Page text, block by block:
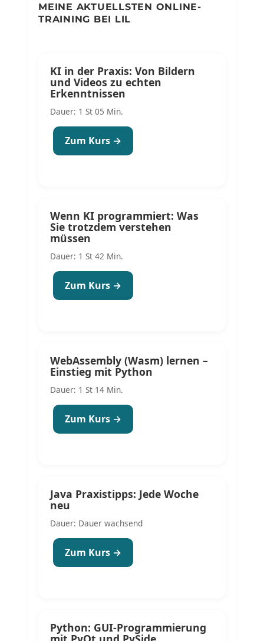
MEINE AKTUELLSTEN ONLINE-
TRAINING BEI LIL
KI in der Praxis: Von Bildern
und Videos zu echten
Erkenntnissen
Dauer: 1 St 05 Min.
Zum Kurs →
Wenn KI programmiert: Was
Sie trotzdem verstehen
müssen
Dauer: 1 St 42 Min.
Zum Kurs →
WebAssembly (Wasm) lernen –
Einstieg mit Python
Dauer: 1 St 14 Min.
Zum Kurs →
Java Praxistipps: Jede Woche
neu
Dauer: Dauer wachsend
Zum Kurs →
Python: GUI-Programmierung